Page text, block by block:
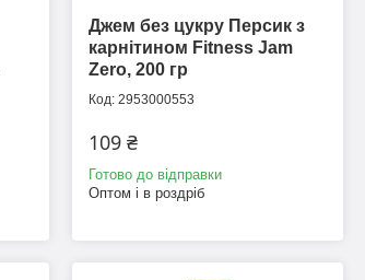
Джем без цукру Персик з
карнітином Fitness Jam
Zero, 200 гр
2953000553
109 ₴
Готово до відправки
Оптом і в роздріб